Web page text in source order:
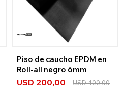
Piso de caucho EPDM en
Roll-all negro 6mm
USD 200,00 USD400,00